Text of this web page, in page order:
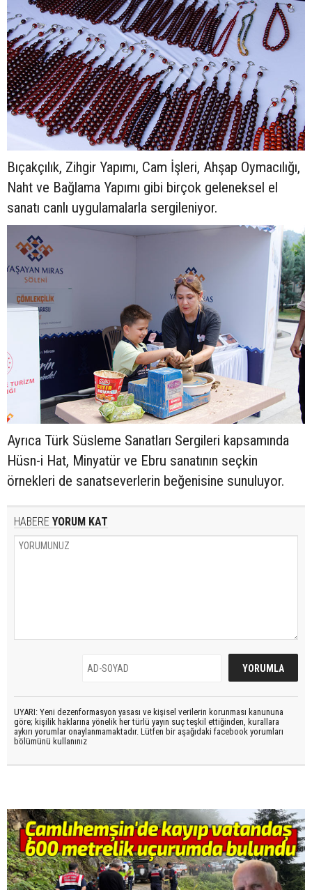
Bıçakçılık, Zihgir Yapımı, Cam İşleri, Ahşap Oymacılığı,
Naht ve Bağlama Yapımı gibi birçok geleneksel el
sanatı canlı uygulamalarla sergileniyor.
Ayrıca Türk Süsleme Sanatları Sergileri kapsamında
Hüsn-i Hat, Minyatür ve Ebru sanatının seçkin
örnekleri de sanatseverlerin beğenisine sunuluyor.
HABERE YORUM KAT
UYARI: Yeni dezenformasyon yasası ve kişisel verilerin korunması kanununa
göre; kişilik haklarına yönelik her türlü yayın suç teşkil ettiğinden, kurallara
aykırı yorumlar onaylanmamaktadır. Lütfen bir aşağıdaki facebook yorumları
bölümünü kullanınız